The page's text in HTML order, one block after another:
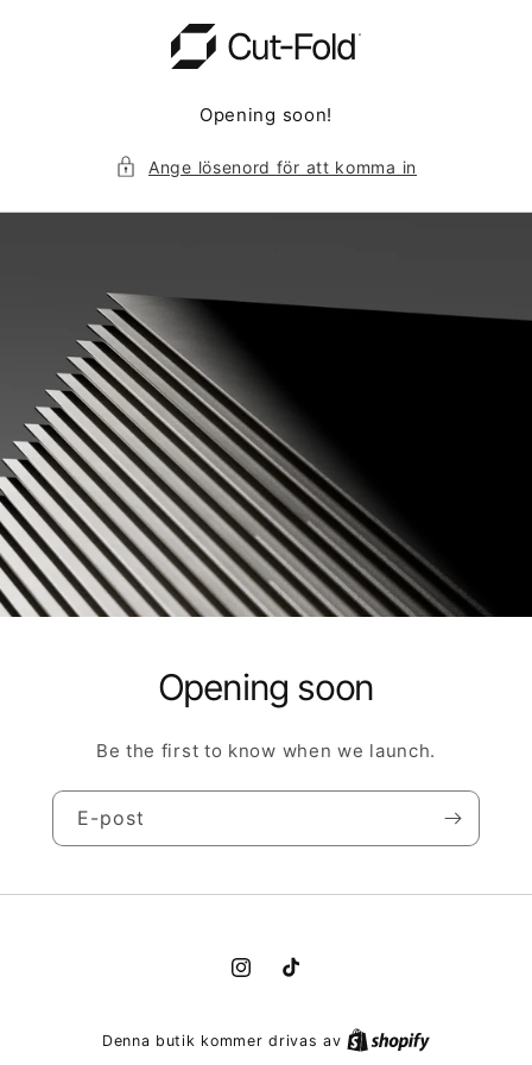
Opening soon!
Ange lösenord för att komma in
Opening soon
Be the first to know when we launch.
E-post
InstagramTikTok
Denna butik kommer drivas av